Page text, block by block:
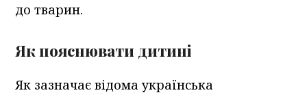
до тварин.
Як пояснювати дитині
Як зазначає відома українська